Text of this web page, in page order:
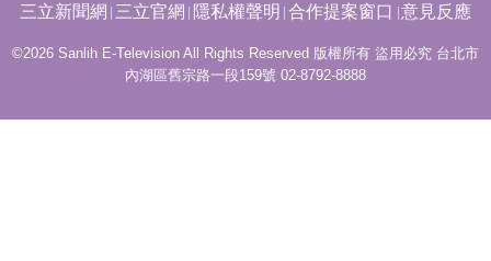
三立新聞網 三立官網 隱私權聲明 合作提案窗口 意見反應
©2026 Sanlih E-Television All Rights Reserved 版權所有 盜用必究 台北市
內湖區舊宗路一段159號 02-8792-8888